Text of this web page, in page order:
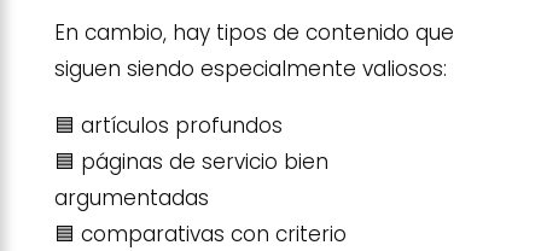
En cambio, hay tipos de contenido que
siguen siendo especialmente valiosos:
🟦 artículos profundos
🟦 páginas de servicio bien
argumentadas
🟦 comparativas con criterio